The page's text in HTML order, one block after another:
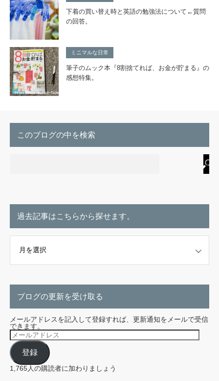
下着の買い替え時と英語の勉強法について←質問
の回答。
ミニマルな日常
筆子のムック本『8割捨てれば、お金が貯まる』の
感想特集。
このブログの中を検索
過去記事はこちらから探せます。
ブログの更新を受け取る
メールアドレスを記入して登録すれば、更新通知をメールで受信
できます。
メ
ー
ル
ア
ド
レ
ス
登録
1,765人の購読者に加わりましょう